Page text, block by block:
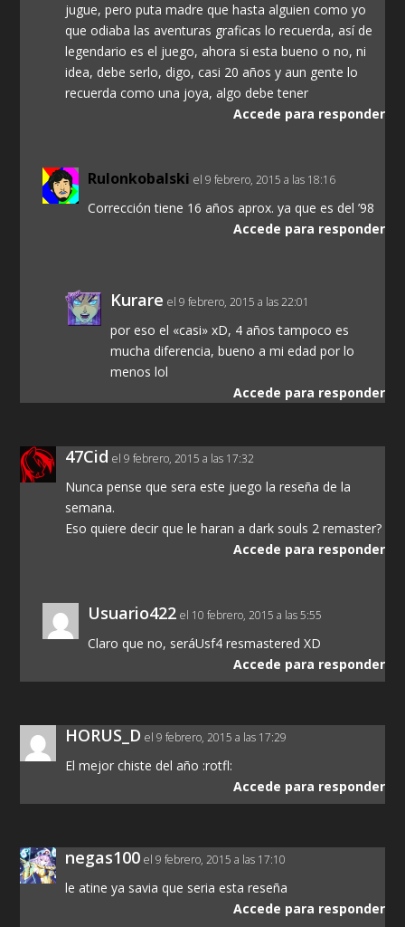
jugue, pero puta madre que hasta alguien como yo
que odiaba las aventuras graficas lo recuerda, así de
legendario es el juego, ahora si esta bueno o no, ni
idea, debe serlo, digo, casi 20 años y aun gente lo
recuerda como una joya, algo debe tener
Accede para responder
Rulonkobalski el 9 febrero, 2015 a las 18:16
Corrección tiene 16 años aprox. ya que es del ’98
Accede para responder
Kurare el 9 febrero, 2015 a las 22:01
por eso el «casi» xD, 4 años tampoco es
mucha diferencia, bueno a mi edad por lo
menos lol
Accede para responder
47Cid el 9 febrero, 2015 a las 17:32
Nunca pense que sera este juego la reseña de la
semana.
Eso quiere decir que le haran a dark souls 2 remaster?
Accede para responder
Usuario422 el 10 febrero, 2015 a las 5:55
Claro que no, seráUsf4 resmastered XD
Accede para responder
HORUS_D el 9 febrero, 2015 a las 17:29
El mejor chiste del año :rotfl:
Accede para responder
negas100 el 9 febrero, 2015 a las 17:10
le atine ya savia que seria esta reseña
Accede para responder